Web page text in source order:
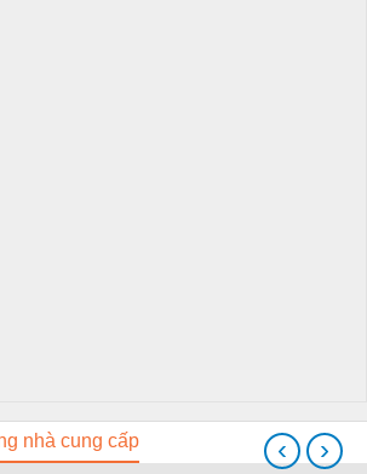
nhà cung cấp ‹ ›